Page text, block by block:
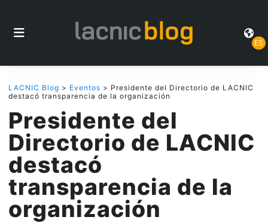
ES
LACNIC Blog > Eventos > Presidente del Directorio de LACNIC
destacó transparencia de la organización
Presidente del
Directorio de LACNIC
destacó
transparencia de la
organización